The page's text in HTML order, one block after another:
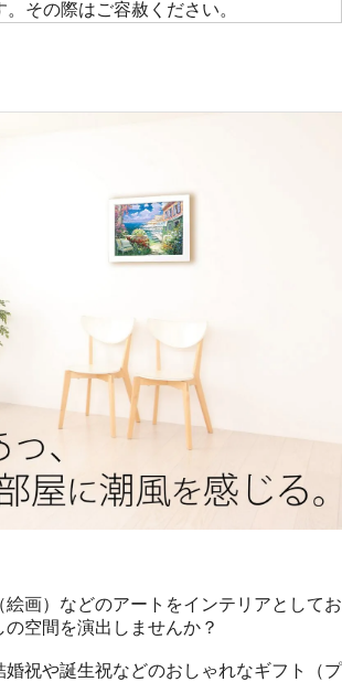
その際はご容赦ください。
絵画）などのアートをインテリアとしてお
空間を演出しませんか？
婚祝や誕生祝などのおしゃれなギフト（プ